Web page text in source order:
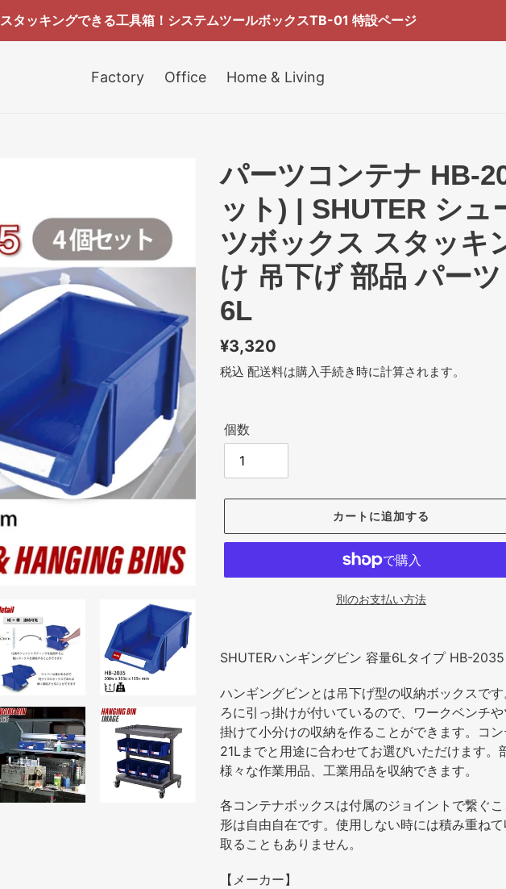
スタッキングできる工具箱！システムツールボックスTB-01 特設ページ
Factory Office Home & Living
パーツコンテナ HB-
ット) | SHUTER シュ
ツボックス スタッキ
け 吊下げ 部品 パー
6L
通
常
格
¥3,320
税込 配送料は購入手続き時に計算されます。
個数
カートに追加する
別のお支払い方法
ー
に
商
品
を
追
す
る
SHUTERハンギングビン 容量6Lタイプ HB-2035
ハンギングビンとは吊下げ型の収納ボックスで
ろに引っ掛けが付いているので、ワークベンチ
掛けて小分けの収納を作ることができます。コ
21Lまでと用途に合わせてお選びいただけます。
様々な作業用品、工業用品を収納できます。
各コンテナボックスは付属のジョイントで繋ぐ
形は自由自在です。使用しない時には積み重ね
取ることもありません。
【メーカー】